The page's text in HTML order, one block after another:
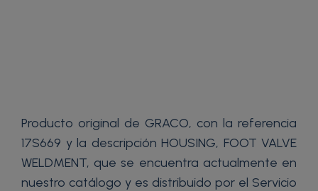
Producto original de GRACO, con la referencia
17S669 y la descripción HOUSING, FOOT VALVE
WELDMENT, que se encuentra actualmente en
nuestro catálogo y es distribuido por el Servicio